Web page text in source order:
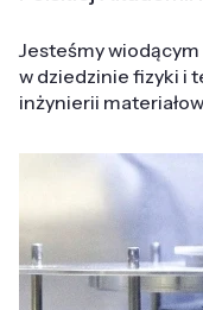
Jesteśmy
w dziedzinie fizyki i
inżynierii